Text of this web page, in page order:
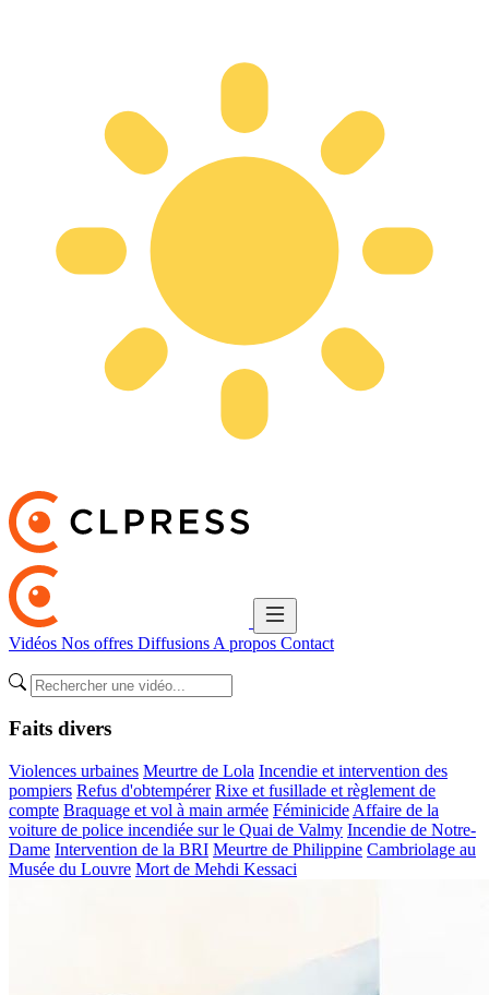
Vidéos Nos offres Diffusions A propos Contact
Faits divers
Violences urbaines Meurtre de Lola Incendie et intervention des
pompiers Refus d'obtempérer Rixe et fusillade et règlement de
compte Braquage et vol à main armée Féminicide Affaire de la
voiture de police incendiée sur le Quai de Valmy Incendie de Notre-
Dame Intervention de la BRI Meurtre de Philippine Cambriolage au
Musée du Louvre Mort de Mehdi Kessaci